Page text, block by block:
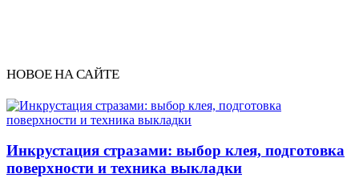
НОВОЕ НА САЙТЕ
Инкрустация стразами: выбор клея, подготовка
поверхности и техника выкладки